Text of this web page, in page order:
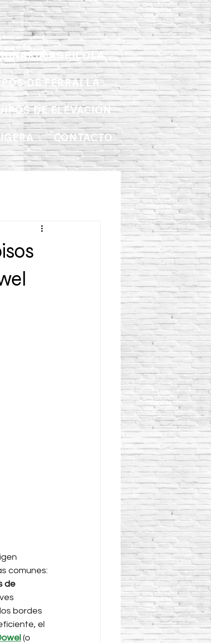
AGRICOLA
DE FERRALLA
DE ELEVACIÓN
CONTACTO
comunes:
de
bordes
el
(o